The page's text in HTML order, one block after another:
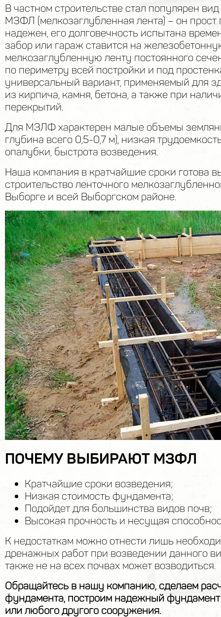
В частном строительстве стал популярен
МЗФЛ (мелкозаглубленная лента) – он
надежен, его долговечность испытана
забор или гараж ставится на
мелкозаглубленную ленту постоянного
по периметру всей постройки и под
универсальный вариант, применяемый для
из кирпича, камня, бетона, а также при
перекрытий.
Для МЗЛФ характерен малые объемы
глубина всего 0,5-0,7 м), низкая
опалубки, быстрота возведения.
Наша компания в кратчайшие сроки готова
строительство ленточного
Выборге и всей Выборгском районе.
ПОЧЕМУ ВЫБИРАЮТ МЗФЛ
Кратчайшие сроки возведения;
Низкая стоимость фундамента;
Подойдет для большинства видов почв;
Высокая прочность и несущая
К недостаткам можно отнести лишь
дренажных работ при возведении данного
также не на всех почвах может возводиться.
Обращайтесь в нашу компанию, сделаем
фундамента, построим надежный
или любого другого сооружения.